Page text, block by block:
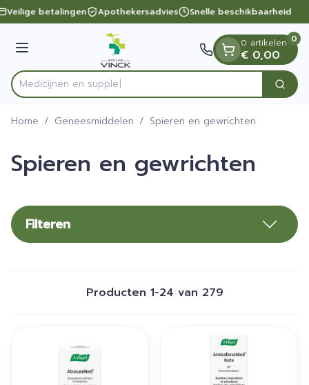
Ga naar de inhoud
1 van 1
Veilige betalingen Apothekersadvies Snelle beschikbaarheid
Menu
Product, merk, categorie... Zoek
0 artikelen
€ 0,00
0
Home / Geneesmiddelen / Spieren en gewrichten
Spieren en gewrichten
Filteren
Producten 1-24 van 279